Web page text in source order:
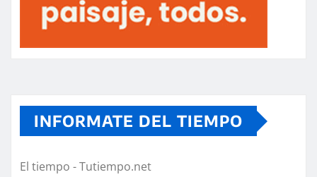
INFORMATE DEL TIEMPO
El tiempo - Tutiempo.net